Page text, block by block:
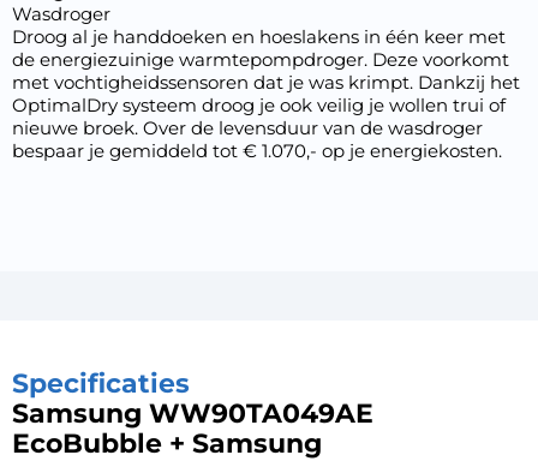
Wasdroger
Droog al je handdoeken en hoeslakens in één keer met
de energiezuinige warmtepompdroger. Deze voorkomt
met vochtigheidssensoren dat je was krimpt. Dankzij het
OptimalDry systeem droog je ook veilig je wollen trui of
nieuwe broek. Over de levensduur van de wasdroger
bespaar je gemiddeld tot € 1.070,- op je energiekosten.
Specificaties
Samsung WW90TA049AE
EcoBubble + Samsung